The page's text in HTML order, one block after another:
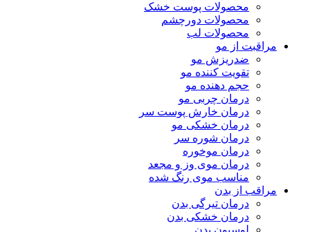
محصولات پوست خشک
محصولات دورچشم
محصولات لب
مراقبت از مو
ضدریزش مو
تقویت کننده مو
حجم دهنده مو
درمان چربی مو
درمان خارش پوست سر
درمان خشکی مو
درمان شوره سر
درمان موخوره
درمان موی وز و مجعد
مناسب موی رنگ شده
مراقب از بدن
درمان تیرگی بدن
درمان خشکی بدن
لوسیون بدن